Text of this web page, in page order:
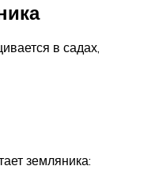
в садах,
земляника: